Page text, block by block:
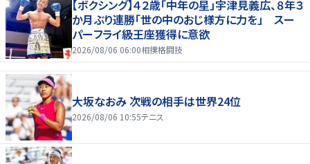
【ボクシング】４２歳「中年の星」宇津見義広、８年３
か月ぶり連勝「世の中のおじ様方に力を」 スー
パーフライ級王座獲得に意欲
2026/08/06 06:00相撲格闘技
大坂なおみ 次戦の相手は世界24位
2026/08/06 10:55テニス